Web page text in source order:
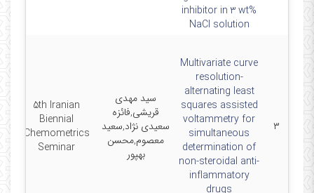
inhibitor in 3 wt%
NaCl solution
۳
Multivariate curve
resolution-
alternating least
squares assisted
voltammetry for
simultaneous
determination of
non-steroidal anti-
inflammatory
drugs
سید مهدی
قریشی,فائزه
سعیدی نژاد,سعید
معصوم,محسن
بهپور
5th Iranian
Biennial
Chemometrics
Seminar